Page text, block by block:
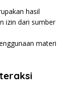
hasil
izin dari sumber
materi